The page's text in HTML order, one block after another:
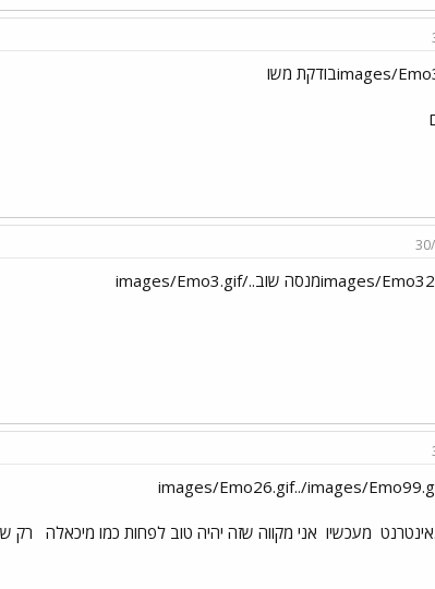
מעכשיו אני מקווה שזה יהיה טוב לפחות כמו מיכאלה רק